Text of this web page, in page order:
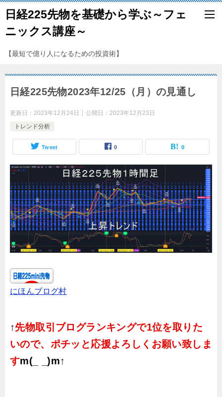
日経225先物を基礎から学ぶ～フェ
ニックス講座～
【最短で億り人になるための投資術】
日経225先物2023年12/25（月）の見通し
更新日： 2023年12月24日 公開日： 2023年12月23日
トレンド分析
Tweet 0 0
にほんブログ村
↑先物取引ブログランキングで1位を取りた
いので、ポチッと応援よろしくお願い致しま
すm(_ _)m↑